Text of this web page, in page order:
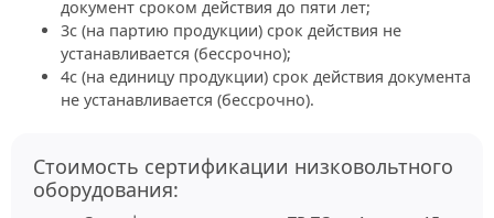
документ сроком действия до пяти лет;
3с (на партию продукции) срок действия не
устанавливается (бессрочно);
4с (на единицу продукции) срок действия документа
не устанавливается (бессрочно).
Стоимость сертификации низковольтного
оборудования: